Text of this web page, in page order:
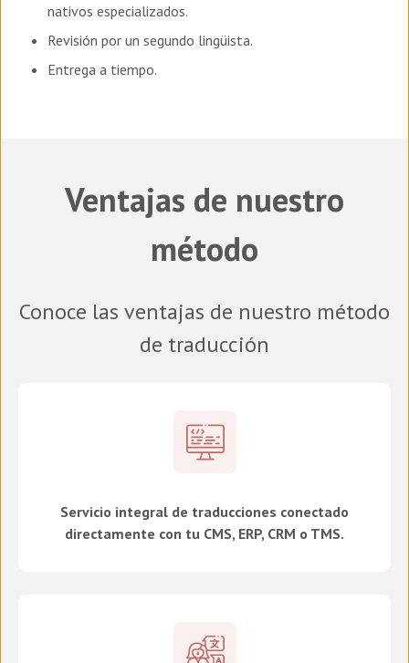
nativos especializados.
Revisión por un segundo lingüista.
Entrega a tiempo.
Ventajas de nuestro
método
Conoce las ventajas de nuestro método
de traducción
Servicio integral de traducciones conectado
directamente con tu CMS, ERP, CRM o TMS.